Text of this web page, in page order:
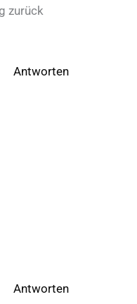
zurück
Antworten
Antworten